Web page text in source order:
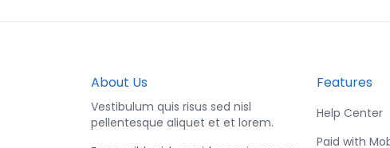
About Us
Vestibulum quis risus sed nisl
pellentesque aliquet et et lorem.
Features
Help Center
Paid with